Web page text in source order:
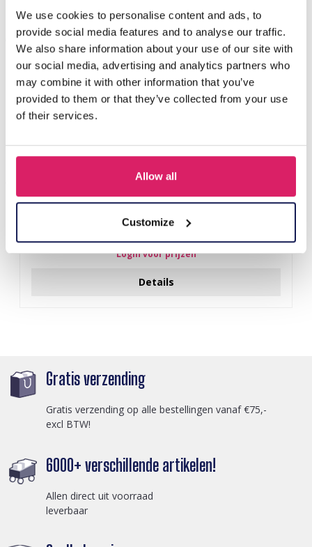
We use cookies to personalise content and ads, to
provide social media features and to analyse our traffic.
We also share information about your use of our site with
our social media, advertising and analytics partners who
may combine it with other information that you’ve
provided to them or that they’ve collected from your use
of their services.
Allow all
Customize
Anderen kochten ook
A-F23.2 B2574-015G Stainless Steel Bangle 8mm
Login voor prijzen
Details
Gratis verzending
Gratis verzending op alle bestellingen vanaf €75,-
excl BTW!
6000+ verschillende artikelen!
Allen direct uit voorraad
leverbaar